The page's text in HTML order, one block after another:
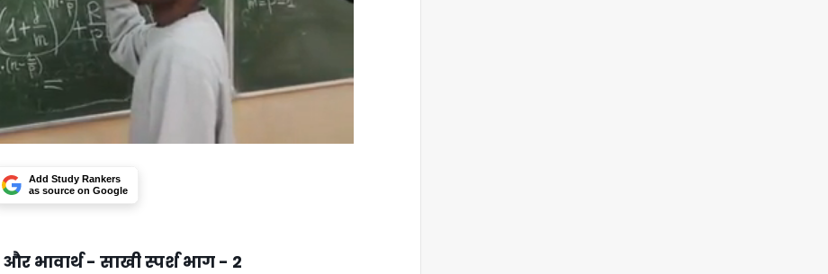
Add Study Rankers
as source on Google
भावार्थ - साखी स्पर्श भाग - 2